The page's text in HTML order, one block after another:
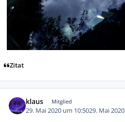
Zitat
klaus Mitglied
29. Mai 2020 um 10:5029. Mai 2020